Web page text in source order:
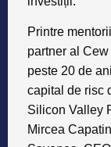
Printre
partner al
peste 20 de
capital de risc
Silicon Valley
Mircea